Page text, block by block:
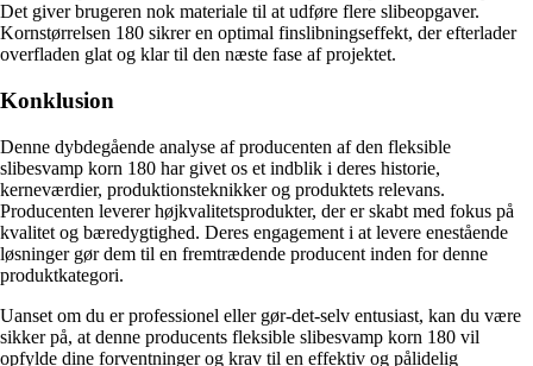
Det giver brugeren nok materiale til at udføre flere slibeopgaver.
Kornstørrelsen 180 sikrer en optimal finslibningseffekt, der efterlader
overfladen glat og klar til den næste fase af projektet.
Konklusion
Denne dybdegående analyse af producenten af den fleksible
slibesvamp korn 180 har givet os et indblik i deres historie,
kerneværdier, produktionsteknikker og produktets relevans.
Producenten leverer højkvalitetsprodukter, der er skabt med fokus på
kvalitet og bæredygtighed. Deres engagement i at levere enestående
løsninger gør dem til en fremtrædende producent inden for denne
produktkategori.
Uanset om du er professionel eller gør-det-selv entusiast, kan du være
sikker på, at denne producents fleksible slibesvamp korn 180 vil
opfylde dine forventninger og krav til en effektiv og pålidelig